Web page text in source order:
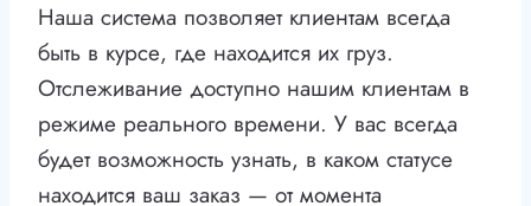
Наша система позволяет клиентам всегда
быть в курсе, где находится их груз.
Отслеживание доступно нашим клиентам в
режиме реального времени. У вас всегда
будет возможность узнать, в каком статусе
находится ваш заказ — от момента